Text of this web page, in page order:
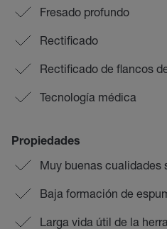
Fresado profundo
Rectificado
Rectificado de flancos
Tecnología médica
Propiedades
Muy buenas cualidades
Baja formación de
Larga vida útil de la